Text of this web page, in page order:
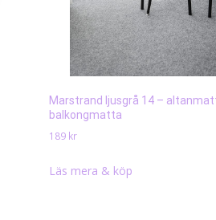
Marstrand ljusgrå 14 –
balkongmatta
189 kr
Läs mera & köp